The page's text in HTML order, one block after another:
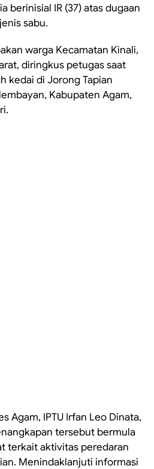
berinisial IR (37) atas dugaan
sabu.
warga Kecamatan Kinali,
diringkus petugas saat
kedai di Jorong Tapian
Kabupaten Agam,
Agam, IPTU Irfan Leo Dinata,
tersebut bermula
terkait aktivitas peredaran
Menindaklanjuti informasi